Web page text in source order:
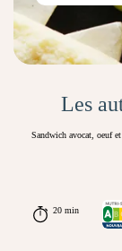
Les
Sandwich avocat, oeuf
20 min